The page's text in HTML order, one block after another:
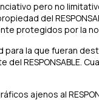
pero no
del
protegidos por la
la que fueran
del RESPONSABLE.
ajenos al